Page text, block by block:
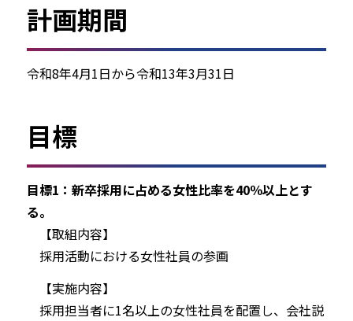
計画期間
令和8年4月1日から令和13年3月31日
目標
目標1：新卒採用に占める女性比率を40％以上とす
る。
【取組内容】
採用活動における女性社員の参画
【実施内容】
採用担当者に1名以上の女性社員を配置し、会社説